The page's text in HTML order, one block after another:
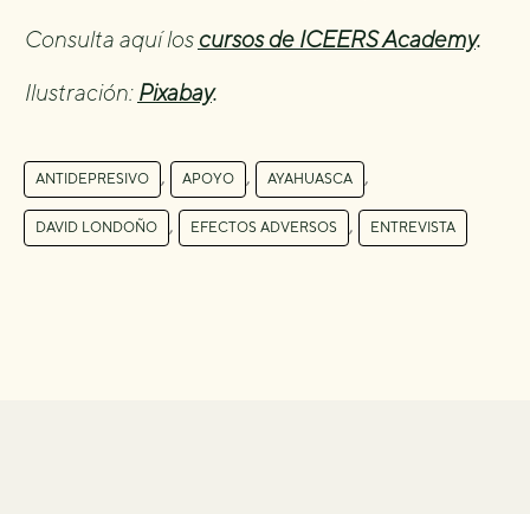
Consulta aquí loscursos de ICEERS Academy.
Ilustración: Pixabay.
ANTIDEPRESIVO , APOYO , AYAHUASCA ,
DAVID LONDOÑO , EFECTOS ADVERSOS , ENTREVISTA